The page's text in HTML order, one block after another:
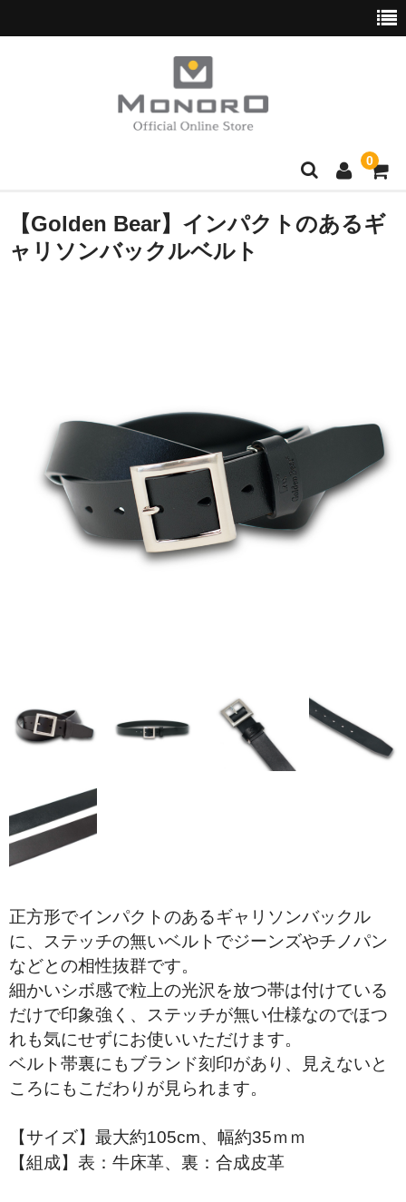
0
ブランド別
Hush Puppies
UNITED COLORS OF BENETTON
Coloregalo
Rubacuori
ボディ
折り財布
ベルト
スタッフブログ
【Golden Bear】インパクトのあるギ
ャリソンバックルベルト
正方形でインパクトのあるギャリソンバックル
に、ステッチの無いベルトでジーンズやチノパン
などとの相性抜群です。
細かいシボ感で粒上の光沢を放つ帯は付けている
だけで印象強く、ステッチが無い仕様なのでほつ
れも気にせずにお使いいただけます。
ベルト帯裏にもブランド刻印があり、見えないと
ころにもこだわりが見られます。
【サイズ】最大約105cm、幅約35ｍｍ
【組成】表：牛床革、裏：合成皮革